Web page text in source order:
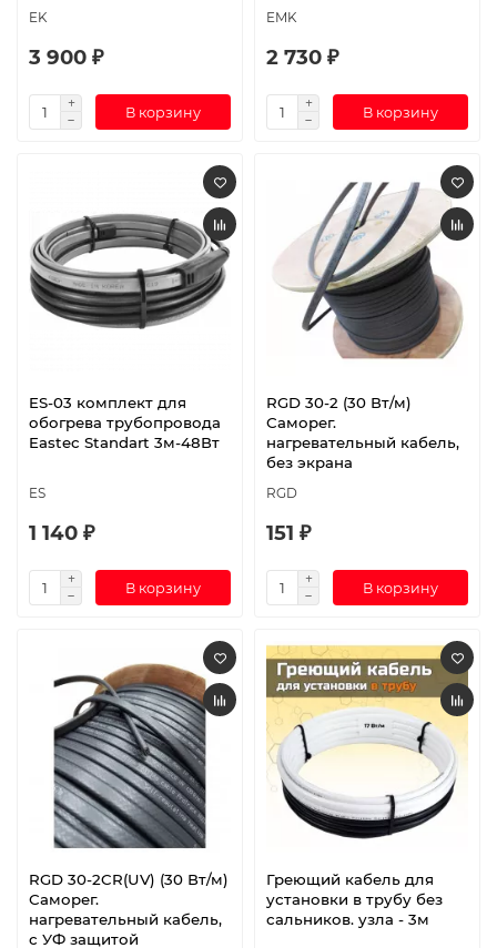
EK
3 900 ₽
В корзину
EMK
2 730 ₽
В корзину
ES-03 комплект для
обогрева трубопровода
Eastec Standart 3м-48Вт
ES
1 140 ₽
В корзину
RGD 30-2 (30 Вт/м)
Саморег.
нагревательный кабель,
без экрана
RGD
151 ₽
В корзину
RGD 30-2CR(UV) (30 Вт/м)
Саморег.
нагревательный кабель,
с УФ защитой
Греющий кабель для
установки в трубу без
сальников. узла - 3м